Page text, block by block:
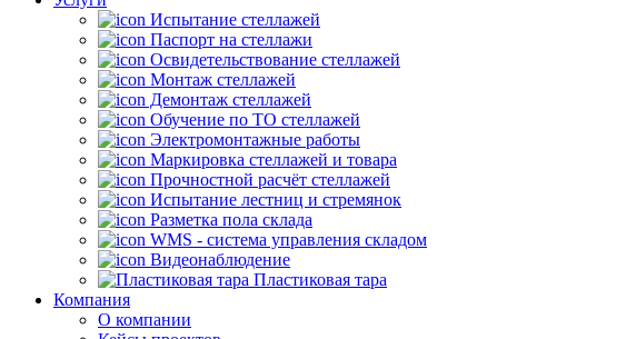
Испытание стеллажей
Паспорт на стеллажи
Освидетельствование стеллажей
Монтаж стеллажей
Демонтаж стеллажей
Обучение по ТО стеллажей
Электромонтажные работы
Маркировка стеллажей и товара
Прочностной расчёт стеллажей
Испытание лестниц и стремянок
Разметка пола склада
WMS - система управления складом
Видеонаблюдение
Пластиковая тара
Компания
О компании